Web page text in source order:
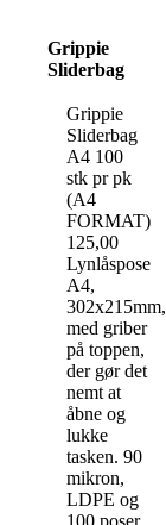
Grippie
Sliderbag
Grippie
Sliderbag
A4 100
stk pr pk
(A4
FORMAT)
125,00
Lynlåspose
A4,
302x215mm,
med griber
på toppen,
der gør det
nemt at
åbne og
lukke
tasken. 90
mikron,
LDPE og
100 poser